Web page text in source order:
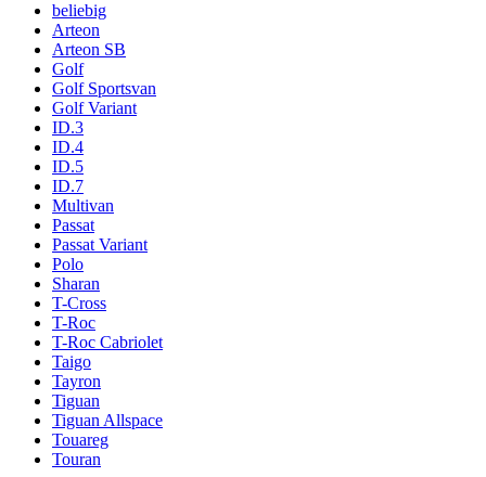
beliebig
Arteon
Arteon SB
Golf
Golf Sportsvan
Golf Variant
ID.3
ID.4
ID.5
ID.7
Multivan
Passat
Passat Variant
Polo
Sharan
T-Cross
T-Roc
T-Roc Cabriolet
Taigo
Tayron
Tiguan
Tiguan Allspace
Touareg
Touran